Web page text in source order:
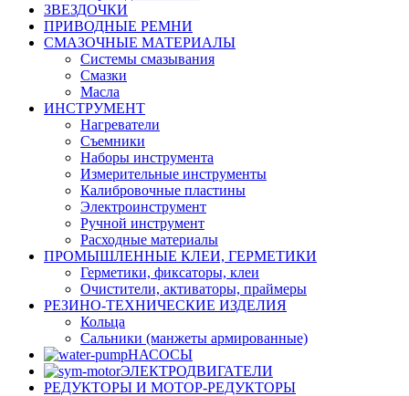
ЗВЕЗДОЧКИ
ПРИВОДНЫЕ РЕМНИ
СМАЗОЧНЫЕ МАТЕРИАЛЫ
Системы смазывания
Смазки
Масла
ИНСТРУМЕНТ
Нагреватели
Съемники
Наборы инструмента
Измерительные инструменты
Калибровочные пластины
Электроинструмент
Ручной инструмент
Расходные материалы
ПРОМЫШЛЕННЫЕ КЛЕИ, ГЕРМЕТИКИ
Герметики, фиксаторы, клеи
Очистители, активаторы, праймеры
РЕЗИНО-ТЕХНИЧЕСКИЕ ИЗДЕЛИЯ
Кольца
Сальники (манжеты армированные)
НАСОСЫ
ЭЛЕКТРОДВИГАТЕЛИ
РЕДУКТОРЫ И МОТОР-РЕДУКТОРЫ